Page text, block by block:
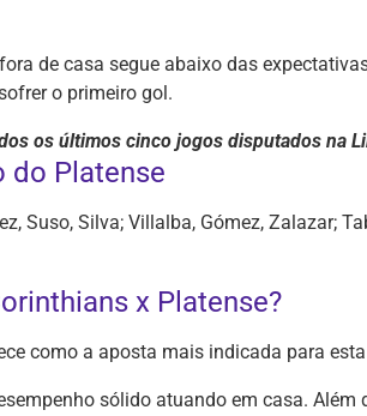
de casa segue abaixo das
o primeiro gol.
os últimos cinco jogos disputados na
do Platense
Suso, Silva; Villalba, Gómez, Zalazar;
x Platense?
como a aposta mais indicada para
sólido atuando em casa. Além